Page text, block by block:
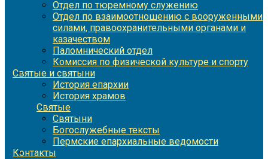
Отдел по тюремному служению
Отдел по взаимоотношению с вооруженными
силами, правоохранительными органами и
казачеством
Паломнический отдел
Комиссия по физической культуре и спорту
Святые и святыни
История епархии
История храмов
Святые
Святыни
Богослужебные тексты
Пермские епархиальные ведомости
Контакты